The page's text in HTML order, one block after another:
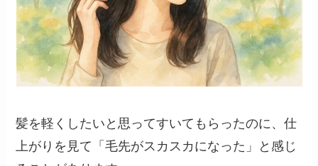
髪を軽くしたいと思ってすいてもらったのに、仕
上がりを見て「毛先がスカスカになった」と感じ